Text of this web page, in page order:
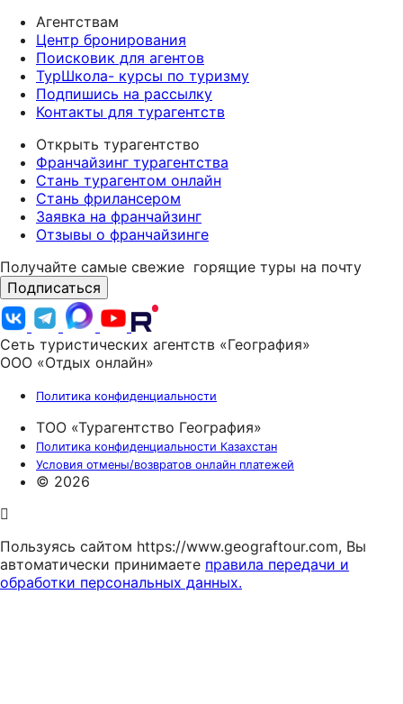
Агентствам
Центр бронирования
Поисковик для агентов
ТурШкола- курсы по туризму
Подпишись на рассылку
Контакты для турагентств
Открыть турагентство
Франчайзинг турагентства
Стань турагентом онлайн
Стань фрилансером
Заявка на франчайзинг
Отзывы о франчайзинге
Получайте самые свежие горящие туры на почту
Подписаться
Сеть туристических агентств «География»
ООО «Отдых онлайн»
Политика конфиденциальности
ТОО «Турагентство География»
Политика конфиденциальности Казахстан
Условия отмены/возвратов онлайн платежей
© 2026
Пользуясь сайтом https://www.geograftour.com, Вы
автоматически принимаете правила передачи и
обработки персональных данных.